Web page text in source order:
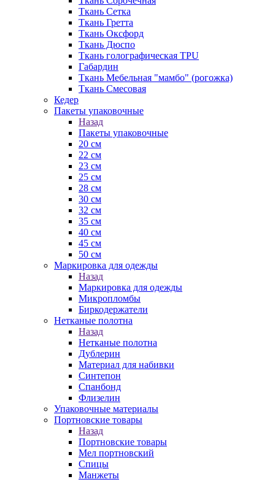
Ткань Сетка
Ткань Гретта
Ткань Оксфорд
Ткань Дюспо
Ткань голографическая TPU
Габардин
Ткань Мебельная "мамбо" (рогожка)
Ткань Смесовая
Кедер
Пакеты упаковочные
Назад
Пакеты упаковочные
20 см
22 см
23 см
25 см
28 см
30 см
32 см
35 см
40 см
45 см
50 см
Маркировка для одежды
Назад
Маркировка для одежды
Микропломбы
Биркодержатели
Нетканые полотна
Назад
Нетканые полотна
Дублерин
Материал для набивки
Синтепон
Спанбонд
Флизелин
Упаковочные материалы
Портновские товары
Назад
Портновские товары
Мел портновский
Спицы
Манжеты